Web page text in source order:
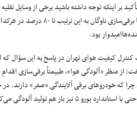
بر اینکه توجه داشته باشید برخی از وسایل
هستند، افزود: با
بود.
کیفیت هوای تهران در پاسخ به این سؤال که
از منظر «آلودگی هوا»، طبیعتاً برقی‌سازی
چرا که خودرو‌های برقی آلایندگی «صفر» دارند.
۵ نیز باز هم تولید آلودگی می‌کند.